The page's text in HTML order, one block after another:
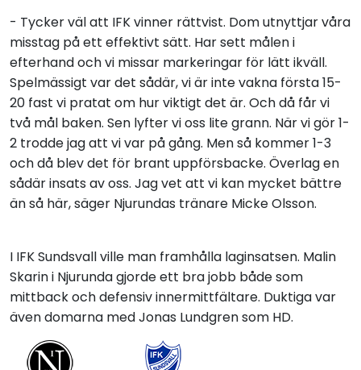
- Tycker väl att IFK vinner rättvist. Dom utnyttjar våra
misstag på ett effektivt sätt. Har sett målen i
efterhand och vi missar markeringar för lätt ikväll.
Spelmässigt var det sådär, vi är inte vakna första 15-
20 fast vi pratat om hur viktigt det är. Och då får vi
två mål baken. Sen lyfter vi oss lite grann. När vi gör 1-
2 trodde jag att vi var på gång. Men så kommer 1-3
och då blev det för brant uppförsbacke. Överlag en
sådär insats av oss. Jag vet att vi kan mycket bättre
än så här, säger Njurundas tränare Micke Olsson.
I IFK Sundsvall ville man framhålla laginsatsen. Malin
Skarin i Njurunda gjorde ett bra jobb både som
mittback och defensiv innermittfältare. Duktiga var
även domarna med Jonas Lundgren som HD.